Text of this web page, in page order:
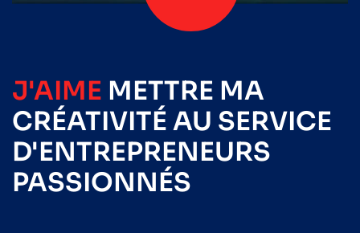
J'AIME METTRE MA
CRÉATIVITÉ AU SERVICE
D'ENTREPRENEURS
PASSIONNÉS